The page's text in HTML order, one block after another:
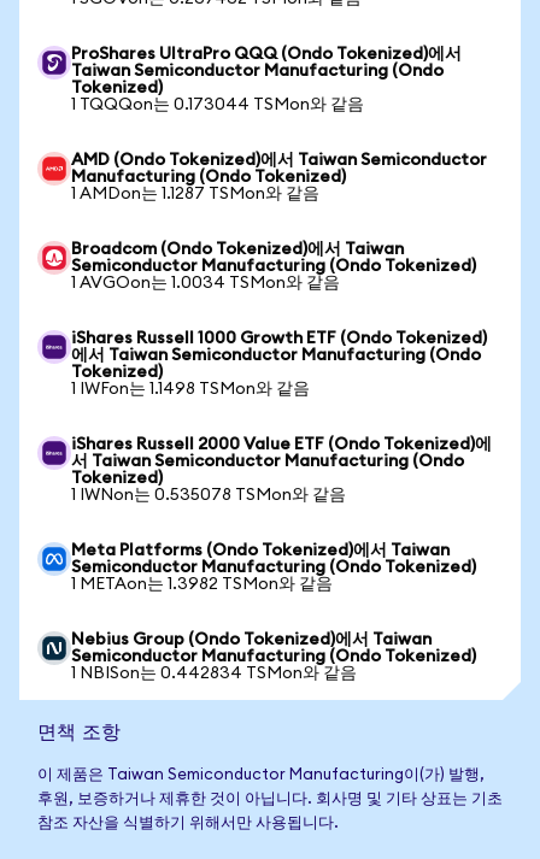
ProShares UltraPro QQQ (Ondo Tokenized)에서
Taiwan Semiconductor Manufacturing (Ondo
Tokenized)
1 TQQQon는 0.173044 TSMon와 같음
AMD (Ondo Tokenized)에서 Taiwan Semiconductor
Manufacturing (Ondo Tokenized)
1 AMDon는 1.1287 TSMon와 같음
Broadcom (Ondo Tokenized)에서 Taiwan
Semiconductor Manufacturing (Ondo Tokenized)
1 AVGOon는 1.0034 TSMon와 같음
iShares Russell 1000 Growth ETF (Ondo Tokenized)
에서 Taiwan Semiconductor Manufacturing (Ondo
Tokenized)
1 IWFon는 1.1498 TSMon와 같음
iShares Russell 2000 Value ETF (Ondo Tokenized)에
서 Taiwan Semiconductor Manufacturing (Ondo
Tokenized)
1 IWNon는 0.535078 TSMon와 같음
Meta Platforms (Ondo Tokenized)에서 Taiwan
Semiconductor Manufacturing (Ondo Tokenized)
1 METAon는 1.3982 TSMon와 같음
Nebius Group (Ondo Tokenized)에서 Taiwan
Semiconductor Manufacturing (Ondo Tokenized)
1 NBISon는 0.442834 TSMon와 같음
면책 조항
이 제품은 Taiwan Semiconductor Manufacturing이(가) 발행,
후원, 보증하거나 제휴한 것이 아닙니다. 회사명 및 기타 상표는 기초
참조 자산을 식별하기 위해서만 사용됩니다.